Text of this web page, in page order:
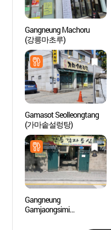
Gangneung Machoru
(강릉마초루)
Gamasot Seolleongtang
(가마솥설렁탕)
Gangneung
Gamjaongsimi